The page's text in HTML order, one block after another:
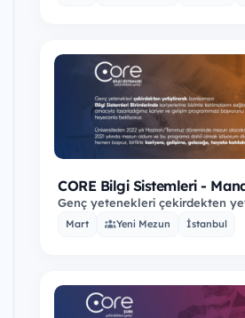
CORE Bilgi Sistemleri -
Trainee Program
Genç yetenekleri çekirdekten
bankamızın Bilgi Sistemleri
Mart Yeni Mezun İstanbul